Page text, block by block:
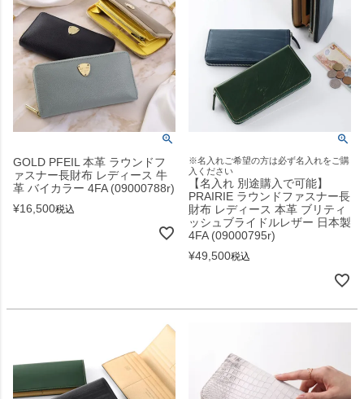
GOLD PFEIL 本革 ラウンドフ
ァスナー長財布 レディース 牛
革 バイカラー 4FA (09000788r)
¥16,500税込
※名入れご希望の方は必ず名入れをご購
入ください
【名入れ 別途購入で可能】
PRAIRIE ラウンドファスナー長
財布 レディース 本革 ブリティ
ッシュブライドルレザー 日本製
4FA (09000795r)
¥49,500税込